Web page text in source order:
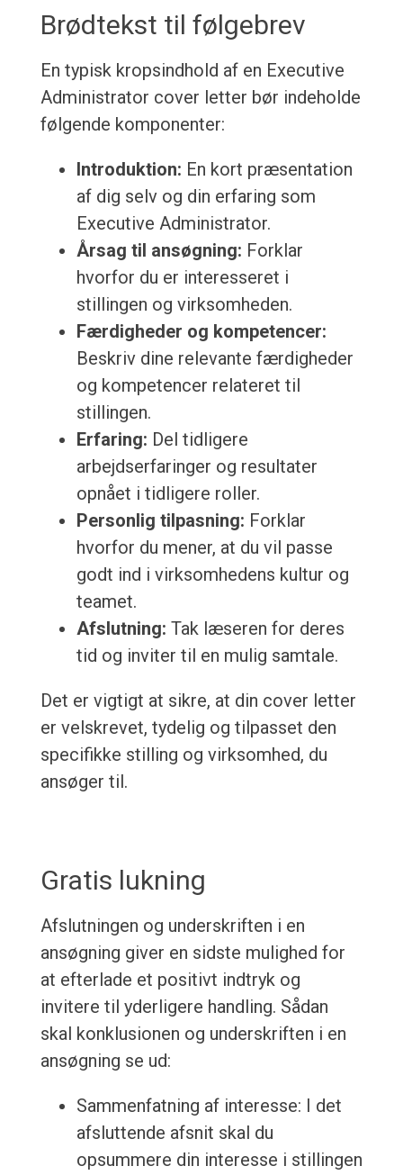
Brødtekst til følgebrev
En typisk kropsindhold af en Executive
Administrator cover letter bør indeholde
følgende komponenter:
Introduktion: En kort præsentation
af dig selv og din erfaring som
Executive Administrator.
Årsag til ansøgning: Forklar
hvorfor du er interesseret i
stillingen og virksomheden.
Færdigheder og kompetencer:
Beskriv dine relevante færdigheder
og kompetencer relateret til
stillingen.
Erfaring: Del tidligere
arbejdserfaringer og resultater
opnået i tidligere roller.
Personlig tilpasning: Forklar
hvorfor du mener, at du vil passe
godt ind i virksomhedens kultur og
teamet.
Afslutning: Tak læseren for deres
tid og inviter til en mulig samtale.
Det er vigtigt at sikre, at din cover letter
er velskrevet, tydelig og tilpasset den
specifikke stilling og virksomhed, du
ansøger til.
Gratis lukning
Afslutningen og underskriften i en
ansøgning giver en sidste mulighed for
at efterlade et positivt indtryk og
invitere til yderligere handling. Sådan
skal konklusionen og underskriften i en
ansøgning se ud:
Sammenfatning af interesse: I det
afsluttende afsnit skal du
opsummere din interesse i stillingen